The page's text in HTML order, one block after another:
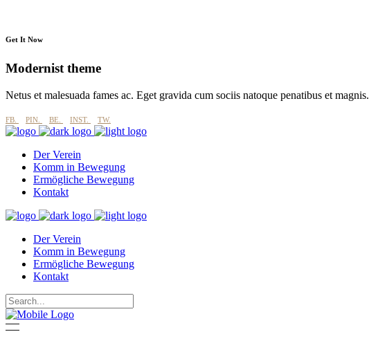
Get It Now
Modernist theme
Netus et malesuada fames ac. Eget gravida cum sociis natoque penatibus et magnis.
FB. PIN. BE. INST. TW.
Der Verein
Komm in Bewegung
Ermögliche Bewegung
Kontakt
Der Verein
Komm in Bewegung
Ermögliche Bewegung
Kontakt